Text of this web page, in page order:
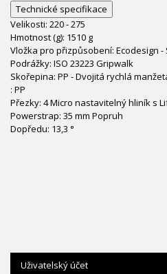
Technické specifikace
Velikosti: 220 - 275
Hmotnost (g): 1510 g
Vložka pro přizpůsobení: Ecodesign -
Podrážky: ISO 23223 Gripwalk
Skořepina: PP - Dvojitá rychlá
: PP
Přezky: 4 Micro nastavitelný hliník s
Powerstrap: 35 mm Popruh
Dopředu: 13,3 °
Uživatelský účet